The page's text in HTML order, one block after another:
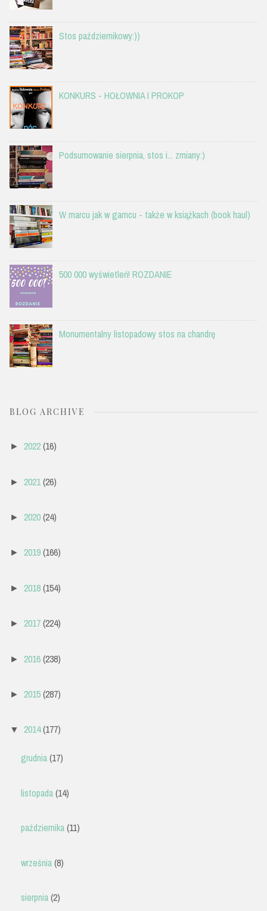
Stos październikowy:))
KONKURS - HOŁOWNIA I PROKOP
Podsumowanie sierpnia, stos i... zmiany:)
W marcu jak w garncu - także w książkach (book haul)
500 000 wyświetleń! ROZDANIE
Monumentalny listopadowy stos na chandrę
BLOG ARCHIVE
► 2022(16)
► 2021(26)
► 2020(24)
► 2019(166)
► 2018(154)
► 2017(224)
► 2016(238)
► 2015(287)
▼ 2014(177)
grudnia(17)
listopada(14)
października(11)
września(8)
sierpnia(2)